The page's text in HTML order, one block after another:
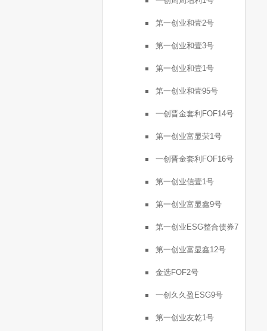
第一创业和壹2号
第一创业和壹3号
第一创业和壹1号
第一创业和壹95号
一创晋金套利FOF14号
第一创业富显荣1号
一创晋金套利FOF16号
第一创业信壹1号
第一创业富显鑫9号
第一创业ESG整合债券7
号
第一创业富显鑫12号
金选FOF2号
一创久久盈ESG9号
第一创业友乾1号